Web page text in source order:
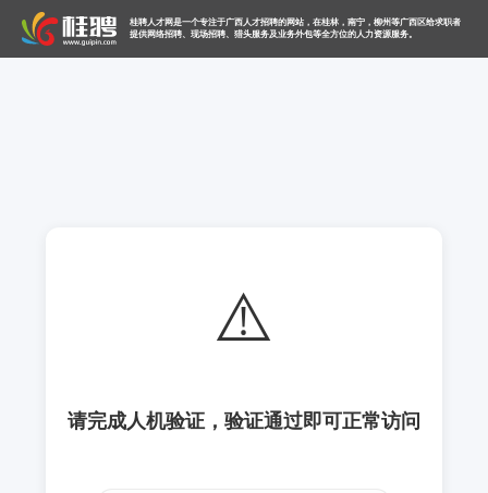
桂聘人才网是一个专注于广西人才招聘的网站，在桂林，南宁，柳州等广西区给求职者
提供网络招聘、现场招聘、猎头服务及业务外包等全方位的人力资源服务。
⚠️
请完成人机验证，验证通过即可正常访问